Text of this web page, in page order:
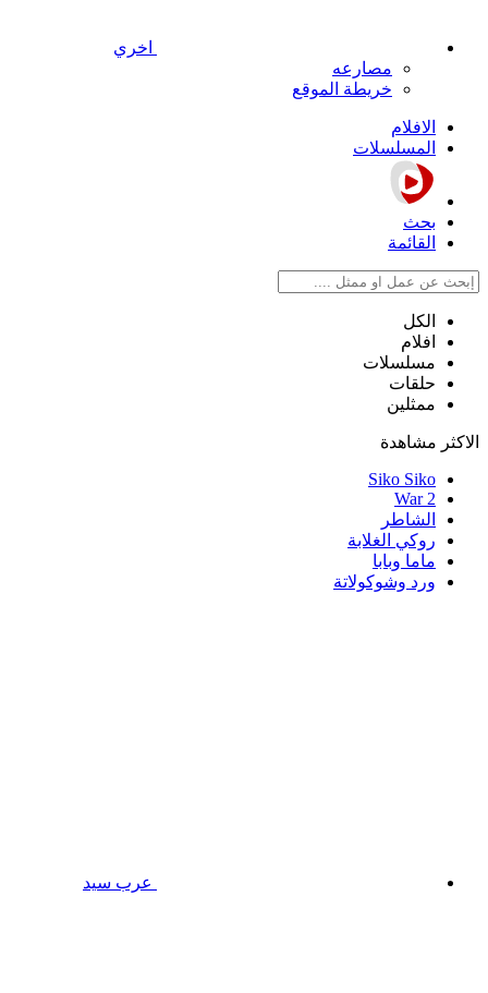
اخري
مصارعه
خريطة الموقع
الافلام
المسلسلات
بحث
القائمة
الكل
افلام
مسلسلات
حلقات
ممثلين
الاكثر مشاهدة
Siko Siko
War 2
الشاطر
روكي الغلابة
ماما وبابا
ورد وشوكولاتة
عرب سيد